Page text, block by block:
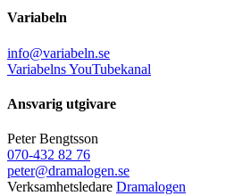
Variabeln
info@variabeln.se
Variabelns YouTubekanal
Ansvarig utgivare
Peter Bengtsson
070-432 82 76
peter@dramalogen.se
Verksamhetsledare Dramalogen